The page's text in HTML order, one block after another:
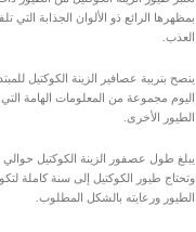
بمظهرها الرائع ذو الألوان الجذابة التي
العذب.
ينصح بتربية عصافير الزينة الكوكتيل
اليوم مجموعة من المعلومات الهامة
الطيور الأخرى.
وتحتاج طيور الكوكتيل إلى سنة كاملة
الطيور ورعايته بالشكل المطلوب.